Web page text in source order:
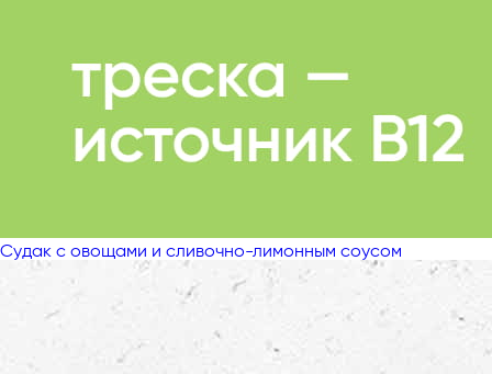
Судак с овощами и сливочно-лимонным соусом